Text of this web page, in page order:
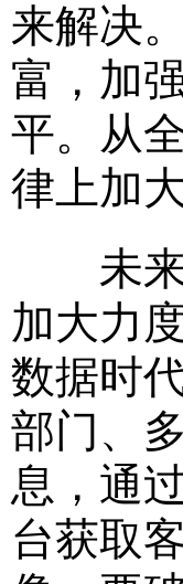
来解决
富，加
平。从
律上加
未来
加大力
数据时
部门、
息，通
台获取